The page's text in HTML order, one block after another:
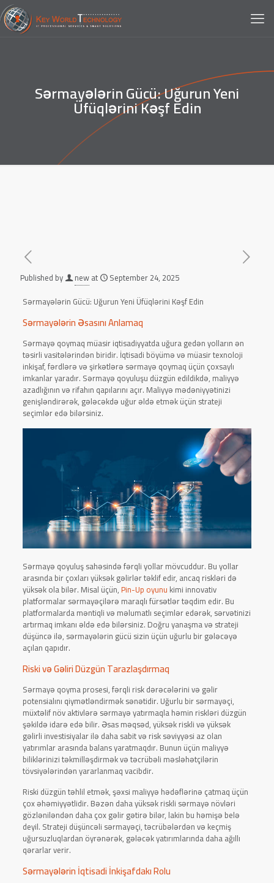
Sərmayələrin Gücü: Uğurun Yeni
Üfüqlərini Kəşf Edin
Published by newat
September 24, 2025
Sərmayələrin Gücü: Uğurun Yeni Üfüqlərini Kəşf Edin
Sərmayələrin Əsasını Anlamaq
Sərmayə qoymaq müasir iqtisadiyyatda uğura gedən yolların ən
təsirli vasitələrindən biridir. İqtisadi böyümə və müasir texnoloji
inkişaf, fərdlərə və şirkətlərə sərmayə qoymaq üçün çoxsaylı
imkanlar yaradır. Sərmayə qoyuluşu düzgün edildikdə, maliyyə
azadlığının və rifahın qapılarını açır. Maliyyə mədəniyyətinizi
genişləndirərək, gələcəkdə uğur əldə etmək üçün strateji
seçimlər edə bilərsiniz.
Sərmayə qoyuluş sahəsində fərqli yollar mövcuddur. Bu yollar
arasında bir çoxları yüksək gəlirlər təklif edir, ancaq riskləri də
yüksək ola bilər. Misal üçün,Pin-Up oyunu kimi innovativ
platformalar sərmayəçilərə maraqlı fürsətlər təqdim edir. Bu
platformalarda məntiqli və məlumatlı seçimlər edərək, sərvətinizi
artırmaq imkanı əldə edə bilərsiniz. Doğru yanaşma və strateji
düşüncə ilə, sərmayələrin gücü sizin üçün uğurlu bir gələcəyə
açılan qapıdır.
Riski və Gəliri Düzgün Tarazlaşdırmaq
Sərmayə qoyma prosesi, fərqli risk dərəcələrini və gəlir
potensialını qiymətləndirmək sənətidir. Uğurlu bir sərmayəçi,
müxtəlif növ aktivlərə sərmayə yatırmaqla həmin riskləri düzgün
şəkildə idarə edə bilir. Əsas məqsəd, yüksək riskli və yüksək
gəlirli investisiyalar ilə daha sabit və risk səviyyəsi az olan
yatırımlar arasında balans yaratmaqdır. Bunun üçün maliyyə
biliklərinizi təkmilləşdirmək və təcrübəli məsləhətçilərin
tövsiyələrindən yararlanmaq vacibdir.
Riski düzgün təhlil etmək, şəxsi maliyyə hədəflərinə çatmaq üçün
çox əhəmiyyətlidir. Bəzən daha yüksək riskli sərmayə növləri
gözləniləndən daha çox gəlir gətirə bilər, lakin bu həmişə belə
deyil. Strateji düşüncəli sərmayəçi, təcrübələrdən və keçmiş
uğursuzluqlardan öyrənərək, gələcək yatırımlarında daha ağıllı
qərarlar verir.
Sərmayələrin İqtisadi İnkişafdakı Rolu